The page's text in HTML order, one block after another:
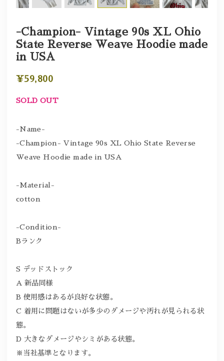
-Champion- Vintage 90s XL Ohio
State Reverse Weave Hoodie made
in USA
¥59,800
SOLD OUT
-Name-
-Champion- Vintage 90s XL Ohio State Reverse
Weave Hoodie made in USA
-Material-
cotton
-Condition-
Bランク
S デッドストック
A 新品同様
B 使用感はあるが良好な状態。
C 着用に問題はないが多少のダメージや汚れが見られる状
態。
D 大きなダメージやシミがある状態。
※当社基準となります。